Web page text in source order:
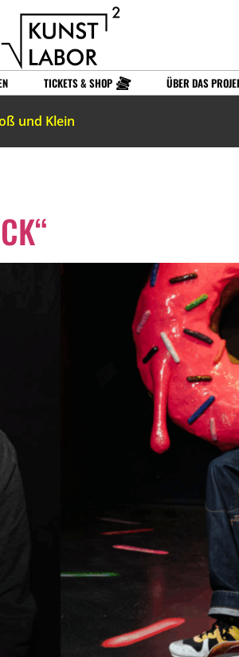
TICKETS & SHOP ÜBER DAS
und Klein